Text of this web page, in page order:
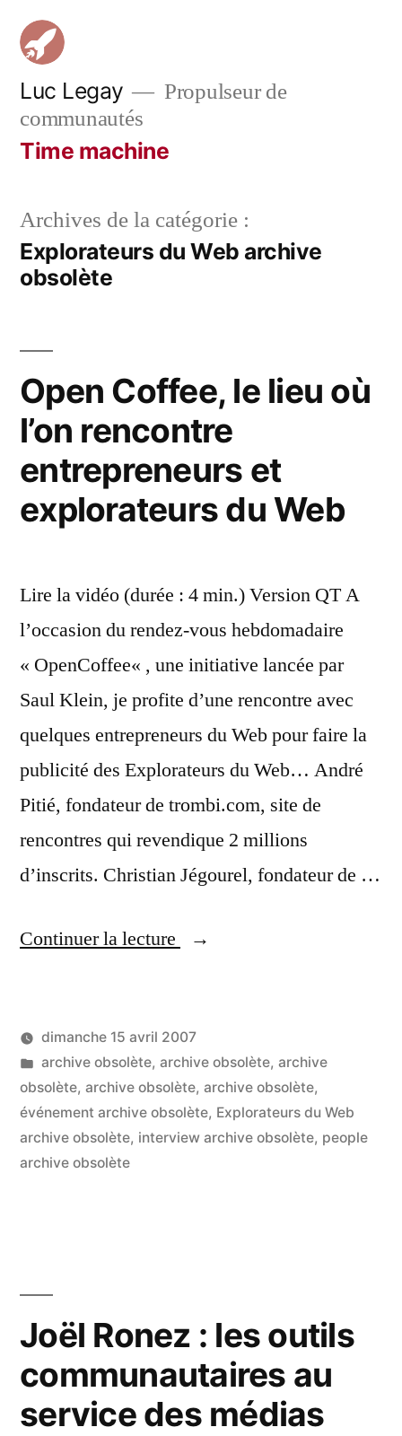
Aller
contenu
Luc Legay
Propulseur de
communautés
Time machine
Archives de la catégorie :
Explorateurs du Web archive
obsolète
Open Coffee, le lieu où
l’on rencontre
entrepreneurs et
explorateurs du Web
Lire la vidéo (durée : 4 min.) Version QT A
l’occasion du rendez-vous hebdomadaire
« OpenCoffee« , une initiative lancée par
Saul Klein, je profite d’une rencontre avec
quelques entrepreneurs du Web pour faire la
publicité des Explorateurs du Web… André
Pitié, fondateur de trombi.com, site de
rencontres qui revendique 2 millions
d’inscrits. Christian Jégourel, fondateur de …
Continuer la lecture
« Open
lieu
où
l’on
rencontre
Web »
Publié
par
LucL
dimanche 15 avril 2007
Publié
dans
archive obsolète, archive obsolète, archive
obsolète, archive obsolète, archive obsolète,
événement archive obsolète, Explorateurs du Web
archive obsolète, interview archive obsolète, people
archive obsolète
Joël Ronez : les outils
communautaires au
service des médias